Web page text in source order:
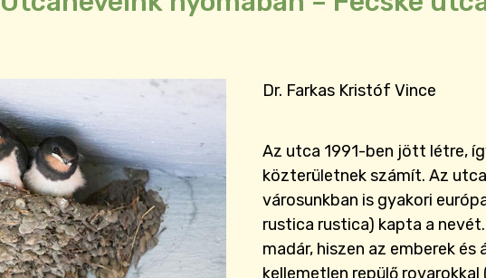
Dr. Farkas Kristóf Vince
Az utca 1991-ben jött létre,
közterületnek számít. Az
városunkban is gyakori
rustica rustica) kapta a
madár, hiszen az emberek
kellemetlen repülő